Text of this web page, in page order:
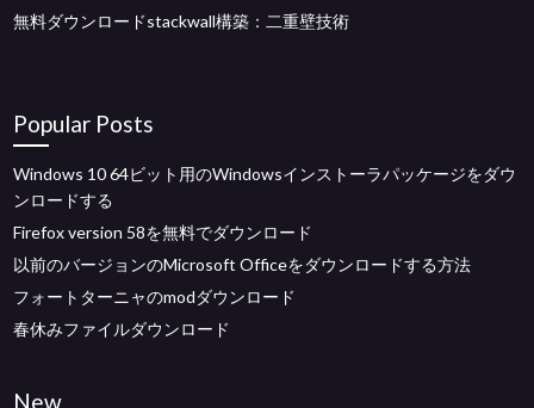
無料ダウンロードstackwall構築：二重壁技術
Popular Posts
Windows 10 64ビット用のWindowsインストーラパッケージをダウ
ンロードする
Firefox version 58を無料でダウンロード
以前のバージョンのMicrosoft Officeをダウンロードする方法
フォートターニャのmodダウンロード
春休みファイルダウンロード
New